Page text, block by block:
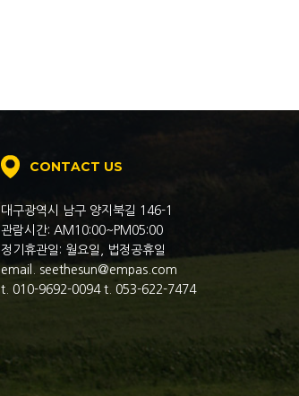
CONTACT US
대구광역시 남구 양지북길 146-1
관람시간: AM10:00~PM05:00
정기휴관일: 월요일, 법정공휴일
email. seethesun@empas.com
t. 010-9692-0094 t. 053-622-7474